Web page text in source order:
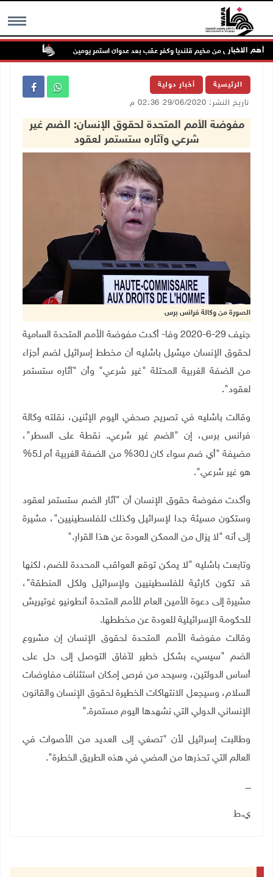
MENU أهم الاخبار
الاحتلال من مخيم قلنديا وكفر عقب بعد عدوان استمر يومين
الرئيسية أخبار دولية
تاريخ النشر: 29/06/2020 02:36 م
مفوضة الأمم المتحدة لحقوق الإنسان: الضم غير
شرعي وآثاره ستستمر لعقود
الصورة من وكالة فرانس برس
جنيف 29-6-2020 وفا- أكدت مفوضة الأمم المتحدة السامية
لحقوق الإنسان ميشيل باشليه أن مخطط إسرائيل لضم أجزاء
من الضفة الغربية المحتلة "غير شرعي" وأن "آثاره ستستمر
لعقود".
وقالت باشليه في تصريح صحفي اليوم الإثنين، نقلته وكالة
فرانس برس، إن "الضم غير شرعي. نقطة على السطر"،
مضيفة "أي ضم سواء كان لـ30% من الضفة الغربية أم لـ5%
هو غير شرعي".
وأكدت مفوضة حقوق الإنسان أن "آثار الضم ستستمر لعقود
وستكون مسيئة جدا لإسرائيل وكذلك للفلسطينيين"، مشيرة
إلى أنه "لا يزال من الممكن العودة عن هذا القرار".
وتابعت باشليه "لا يمكن توقع العواقب المحددة للضم، لكنها
قد تكون كارثية للفلسطينيين ولإسرائيل ولكل المنطقة"،
مشيرة إلى دعوة الأمين العام للأمم المتحدة أنطونيو غوتيريش
للحكومة الإسرائيلية للعودة عن مخططها.
وقالت مفوضة الأمم المتحدة لحقوق الإنسان إن مشروع
الضم "سيسيء بشكل خطير لآفاق التوصل إلى حل على
أساس الدولتين، وسيحد من فرص إمكان استئناف مفاوضات
السلام، وسيجعل الانتهاكات الخطيرة لحقوق الإنسان والقانون
الإنساني الدولي التي نشهدها اليوم مستمرة".
وطالبت إسرائيل لأن "تصغي إلى العديد من الأصوات في
العالم التي تحذرها من المضي في هذه الطريق الخطرة".
ــــ
ي.ط